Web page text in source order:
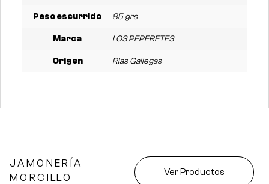
Peso escurrido 85 grs
Marca LOS PEPERETES
Origen Rias Gallegas
JAMONERÍA
MORCILLO
Ver Productos